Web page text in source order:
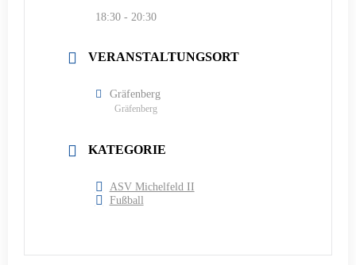
18:30 - 20:30
VERANSTALTUNGSORT
Gräfenberg
Gräfenberg
KATEGORIE
ASV Michelfeld II
Fußball